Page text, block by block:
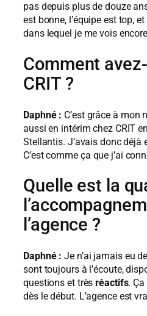
pas depuis plus de douze
est bonne, l’équipe est top,
dans lequel je me vois
Comment
CRIT ?
Daphné : C’est grâce à mon
aussi en intérim chez CRIT
Stellantis. J’avais donc déjà
C’est comme ça que j’ai
Quelle est la
l’agence ?
Daphné : Je n’ai jamais eu
sont toujours à l’écoute,
questions et trèsréactifs. Ça
dès le début. L’agence est